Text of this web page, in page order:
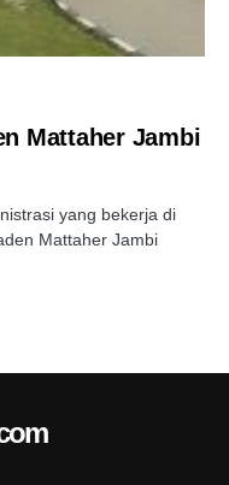
Mattaher Jambi
yang bekerja di
Mattaher Jambi